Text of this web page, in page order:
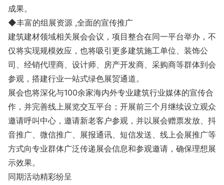
成果。
◆丰富的组展资源 ,全面的宣传推广
建筑建材领域相关展会会议，项目整合在同一平台举办，不
仅将实现规模效应，也将吸引更多建筑施工单位、装饰公
司、经销代理商、设计师、房产开发商、采购商等群体到会
参观，搭建行业一站式绿色展贸通道。
展会也将深化与100余家海内外专业建筑行业媒体的宣传合
作，并完善线上展览交互平台；开展前三个月继续设立观众
邀请呼叫中心，邀请新老客户参观，并以展会赠票发放、抖
音推广、微信推广、展报通讯、短信发送、线上会展推广等
方式向专业群体广泛传递展会信息和参观邀请，确保理想展
示效果。
同期活动精彩纷呈